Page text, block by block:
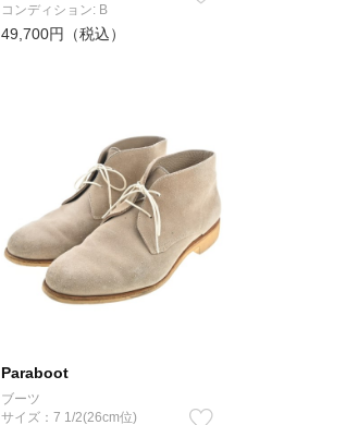
コンディション: B
49,700円（税込）
Paraboot
ブーツ
サイズ：7 1/2(26cm位)